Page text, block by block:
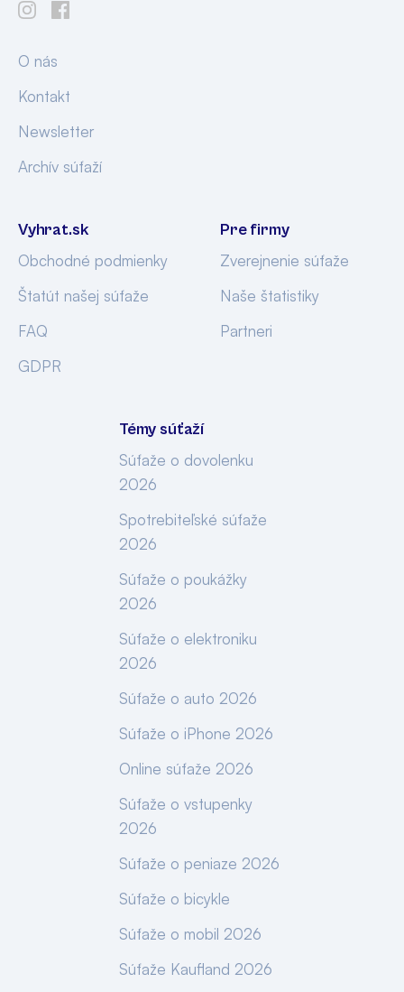
O nás
Kontakt
Newsletter
Archív súťaží
Vyhrat.sk
Obchodné podmienky
Štatút našej súťaže
FAQ
GDPR
Pre firmy
Zverejnenie súťaže
Naše štatistiky
Partneri
Témy súťaží
Súťaže o dovolenku
2026
Spotrebiteľské súťaže
2026
Súťaže o poukážky
2026
Súťaže o elektroniku
2026
Súťaže o auto 2026
Súťaže o iPhone 2026
Online súťaže 2026
Súťaže o vstupenky
2026
Súťaže o peniaze 2026
Súťaže o bicykle
Súťaže o mobil 2026
Súťaže Kaufland 2026